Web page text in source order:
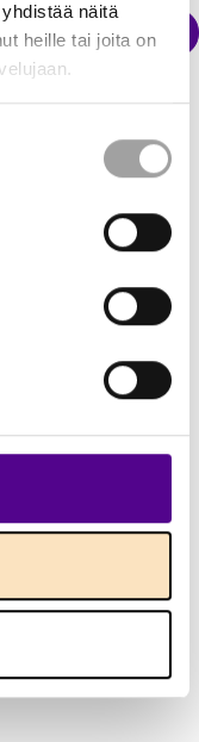
näitä
heille tai joita on
Sähkökatkokartta